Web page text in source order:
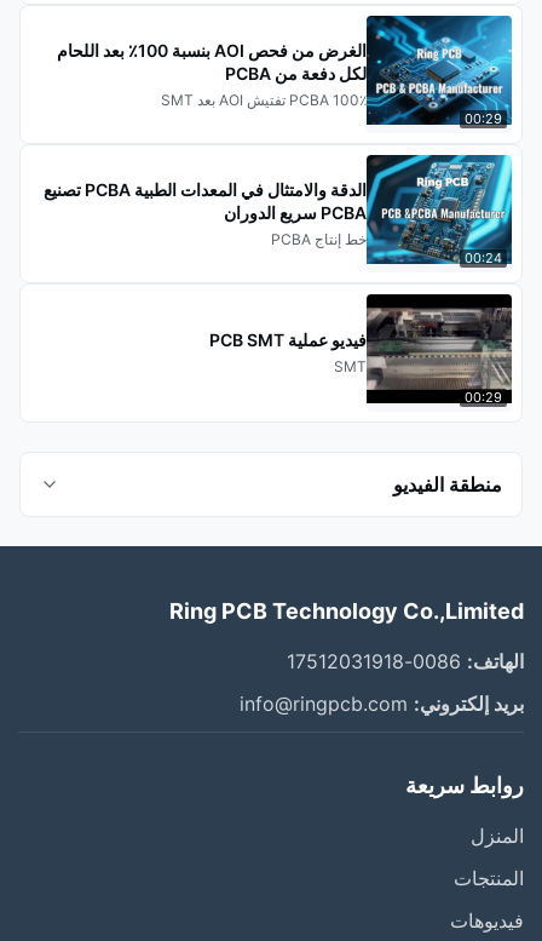
00:29
الغرض من فحص AOI بنسبة 100٪ بعد اللحام
لكل دفعة من PCBA
PCBA 100٪ تفتيش AOI بعد SMT
00:24
الدقة والامتثال في المعدات الطبية PCBA تصنيع
PCBA سريع الدوران
خط إنتاج PCBA
00:29
فيديو عملية PCB SMT
SMT
منطقة الفيديو
مصنع تجميع PCB
التفتيش بالأشعة السينية
SMT
شركة الحلقات
Ring PCB Technology Co.,Limited
الهاتف:
بريد إلكتروني:
روابط سريعة
المنزل
المنتجات
فيديوهات